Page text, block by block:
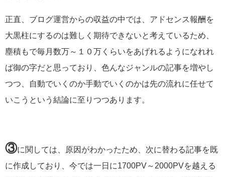
正直、ブログ運営からの収益の中では、アドセンス報酬を
大黒柱にするのは難しく期待できないと考えているため、
塵積もで毎月数万～１０万くらいをあげれるようになれれ
ば御の字だと思っており、色んなジャンルの記事を増やし
つつ、自動でいくのか手動でいくのかは先の流れに任せて
いこうという結論に至りつつあります。
③に関しては、原因がわかったため、次に替わる記事を既
に作成しており、今では一日に1700PV～2000PVを越える